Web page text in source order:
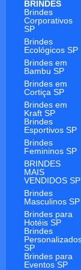
BRINDES
Brindes
Corporativos
SP
Brindes
Ecológicos SP
Brindes em
Bambu SP
Brindes em
Cortiça SP
Brindes em
Kraft SP
Brindes
Esportivos SP
Brindes
Femininos SP
BRINDES
MAIS
VENDIDOS SP
Brindes
Masculinos SP
Brindes para
Hotéis SP
Brindes
SP
Brindes para
Eventos SP